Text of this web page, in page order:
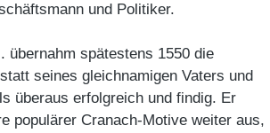
und Politiker.
übernahm spätestens 1550 die
seines gleichnamigen Vaters und
überaus erfolgreich und findig. Er
populärer Cranach-Motive weiter aus,